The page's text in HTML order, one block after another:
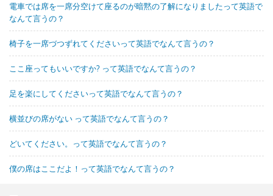
電車では席を一席分空けて座るのが暗黙の了解になりましたって英語で
なんて言うの？
椅子を一席づつずれてくださいって英語でなんて言うの？
ここ座ってもいいですか? って英語でなんて言うの？
足を楽にしてくださいって英語でなんて言うの？
横並びの席がない って英語でなんて言うの？
どいてください。って英語でなんて言うの？
僕の席はここだよ！って英語でなんて言うの？